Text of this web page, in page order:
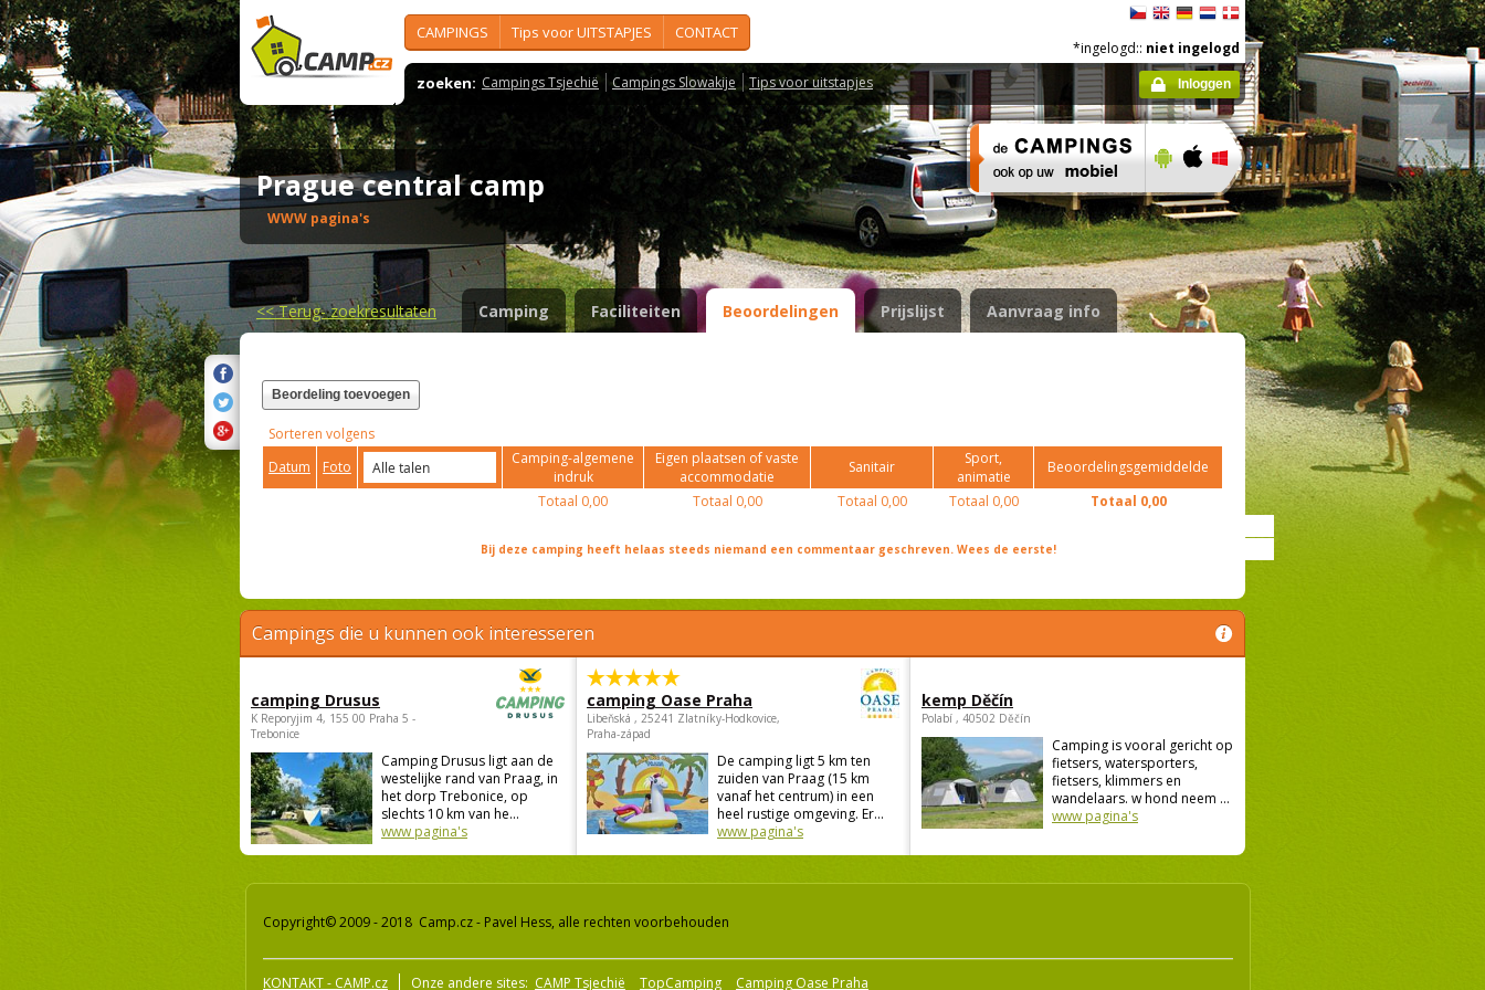
CAMPINGS Tips voor UITSTAPJES CONTACT
zoeken: Campings Tsjechië Campings Slowakije Tips voor uitstapjes
*ingelogd:: niet ingelogd
Inloggen
Prague central camp
WWW pagina's
<<Terug- zoekresultaten Camping Faciliteiten Beoordelingen Prijslijst Aanvraag info
Beordeling toevoegen
Sorteren volgens
Datum
Foto
Camping-algemene
indruk
Eigen plaatsen of vaste
accommodatie
Sanitair
Sport,
animatie
Beoordelingsgemiddelde
Totaal 0,00 Totaal 0,00 Totaal 0,00 Totaal 0,00 Totaal 0,00
Bij deze camping heeft helaas steeds niemand een commentaar geschreven. Wees de eerste!
Campings die u kunnen ook interesseren
camping Drusus
K Reporyjim 4, 155 00 Praha 5 -
Trebonice
Camping Drusus ligt aan de
westelijke rand van Praag, in
het dorp Trebonice, op
slechts 10 km van he...
www pagina's
camping Oase Praha
Libeňská , 25241 Zlatníky-Hodkovice,
Praha-západ
De camping ligt 5 km ten
zuiden van Praag (15 km
vanaf het centrum) in een
heel rustige omgeving. Er...
www pagina's
kemp Děčín
Polabí , 40502 Děčín
Camping is vooral gericht op
fietsers, watersporters,
fietsers, klimmers en
wandelaars. w hond neem ...
www pagina's
Copyright© 2009 - 2018 Camp.cz - Pavel Hess, alle rechten voorbehouden
KONTAKT - CAMP.cz Onze andere sites: CAMP Tsjechië TopCamping Camping Oase Praha